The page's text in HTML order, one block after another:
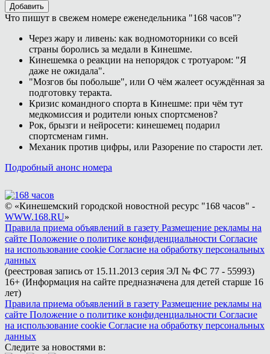
Добавить
Что пишут в свежем номере еженедельника "168 часов"?
Через жару и ливень: как водномоторники со всей
страны боролись за медали в Кинешме.
Кинешемка о реакции на непорядок с тротуаром: "Я
даже не ожидала".
"Мозгов бы побольше", или О чём жалеет осуждённая за
подготовку теракта.
Кризис командного спорта в Кинешме: при чём тут
медкомиссия и родители юных спортсменов?
Рок, брызги и нейросети: кинешемец подарил
спортсменам гимн.
Механик против цифры, или Разорение по старости лет.
Подробный анонс номера
© «Кинешемский городской новостной ресурс "168 часов" -
WWW.168.RU»
Правила приема объявлений в газету Размещение рекламы на
сайте Положение о политике конфиденциальности Согласие
на использование cookie Согласие на обработку персональных
данных
(реестровая запись от 15.11.2013 серия ЭЛ № ФС 77 - 55993)
16+ (Информация на сайте предназначена для детей старше 16
лет)
Правила приема объявлений в газету Размещение рекламы на
сайте Положение о политике конфиденциальности Согласие
на использование cookie Согласие на обработку персональных
данных
Следите за новостями в: